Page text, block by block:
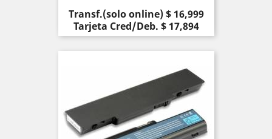
Precio
Transf.(solo online) $ 16,999
Tarjeta Cred/Deb. $ 17,894